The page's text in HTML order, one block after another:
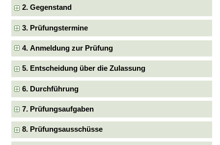
2. Gegenstand
3. Prüfungstermine
4. Anmeldung zur Prüfung
5. Entscheidung über die Zulassung
6. Durchführung
7. Prüfungsaufgaben
8. Prüfungsausschüsse